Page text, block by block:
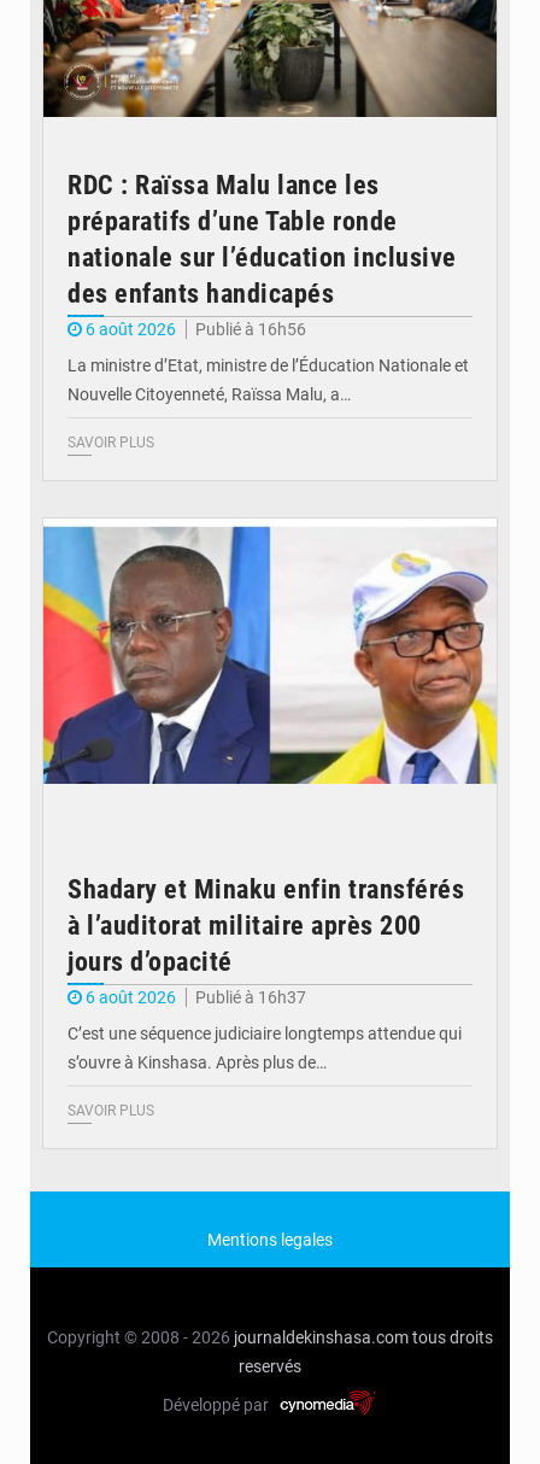
RDC : Raïssa Malu lance les
préparatifs d’une Table ronde
nationale sur l’éducation inclusive
des enfants handicapés
6 août 2026
Publié à 16h56
La ministre d’Etat, ministre de l’Éducation Nationale et
Nouvelle Citoyenneté, Raïssa Malu, a…
SAVOIR PLUS
Shadary et Minaku enfin transférés
à l’auditorat militaire après 200
jours d’opacité
6 août 2026
Publié à 16h37
C’est une séquence judiciaire longtemps attendue qui
s’ouvre à Kinshasa. Après plus de…
SAVOIR PLUS
Mentions legales
Copyright © 2008 - 2026 journaldekinshasa.comtous droits
reservés
Développé par